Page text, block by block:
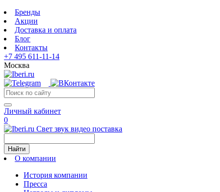
Бренды
Акции
Доставка и оплата
Блог
Контакты
+7 495 611-11-14
Москва
Личный кабинет
0
Свет звук видео поставка
Найти
О компании
История компании
Пресса